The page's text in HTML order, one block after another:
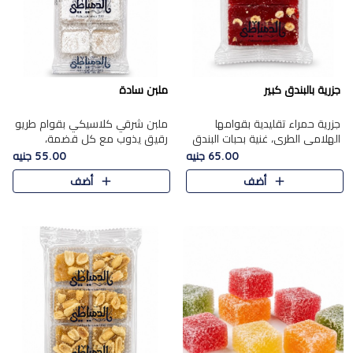
جزرية بالبندق كبير
جزرية حمراء تقليدية بقوامها
الهلامي الطري، غنية بحبات البندق
الفاخرة التي تضيف قرمشة راقية
إلى قوامها الناعم، لتقدم مزيجًا
متوازنًا من النكه..
65.00 جنيه
أضف
ملبن سادة
ملبن شرقي كلاسيكي بقوام طريو
رقيق يذوب مع كل قضمة،
مغطى بطبقة ناعمة من السكر
البودرة ليقدم المذاق الأصيل الذي
ارتبط بحلويات المولد التقليدي..
55.00 جنيه
أضف